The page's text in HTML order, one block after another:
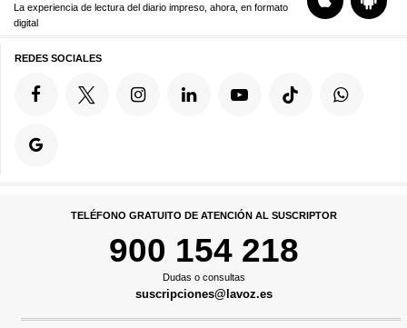
La experiencia de lectura del diario impreso, ahora, en formato
digital
REDES SOCIALES
TELÉFONO GRATUITO DE ATENCIÓN AL SUSCRIPTOR
900 154 218
Dudas o consultas
suscripciones@lavoz.es